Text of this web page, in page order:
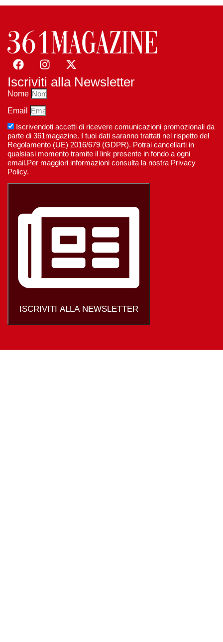
Iscriviti alla Newsletter
Nome
Email
Iscrivendoti accetti di ricevere comunicazioni promozionali da
parte di 361magazine. I tuoi dati saranno trattati nel rispetto del
Regolamento (UE) 2016/679 (GDPR). Potrai cancellarti in
qualsiasi momento tramite il link presente in fondo a ogni
email.Per maggiori informazioni consulta la nostra Privacy
Policy.
ISCRIVITI ALLA NEWSLETTER